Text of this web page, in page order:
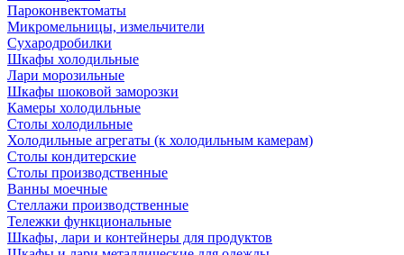
Пароконвектоматы
Микромельницы, измельчители
Сухародробилки
Шкафы холодильные
Лари морозильные
Шкафы шоковой заморозки
Камеры холодильные
Столы холодильные
Холодильные агрегаты (к холодильным камерам)
Столы кондитерские
Столы производственные
Ванны моечные
Стеллажи производственные
Тележки функциональные
Шкафы, лари и контейнеры для продуктов